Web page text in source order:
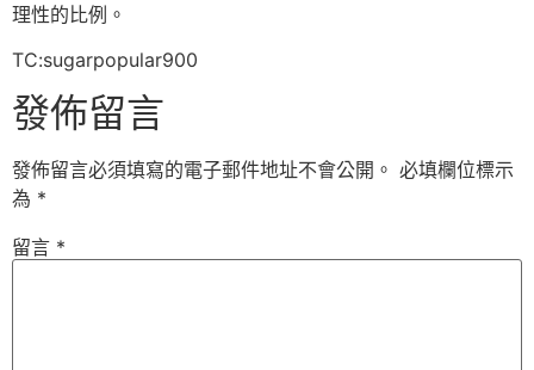
理性的比例。
TC:sugarpopular900
發佈留言
發佈留言必須填寫的電子郵件地址不會公開。 必填欄位標示
為 *
留言 *